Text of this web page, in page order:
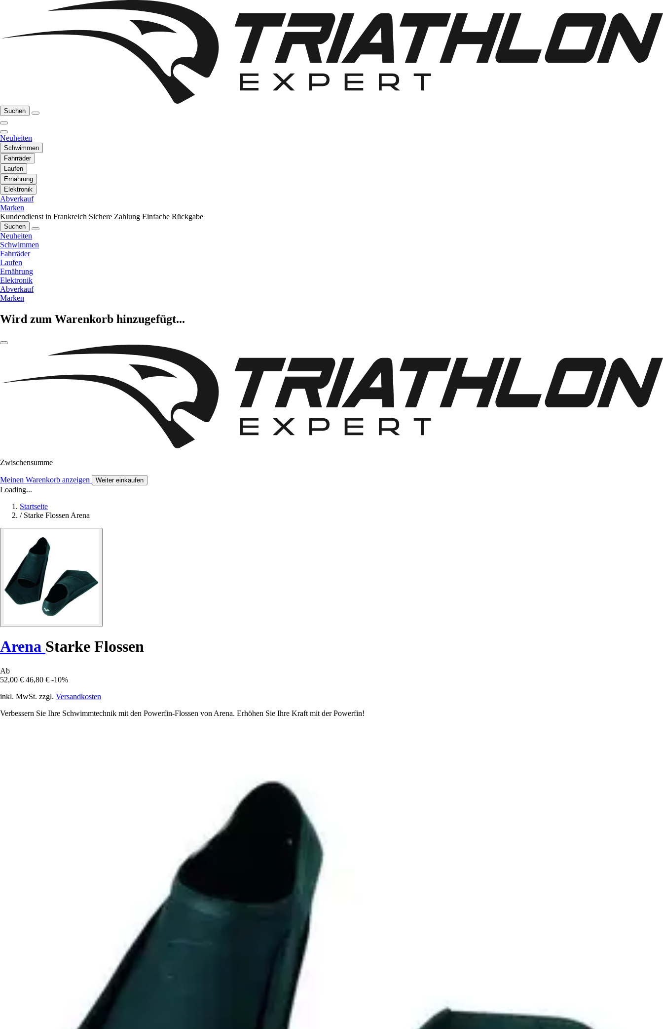
Suchen
Neuheiten
Schwimmen
Fahrräder
Laufen
Ernährung
Elektronik
Abverkauf
Marken
Kundendienst in Frankreich Sichere Zahlung Einfache Rückgabe
Suchen
Neuheiten
Schwimmen
Fahrräder
Laufen
Ernährung
Elektronik
Abverkauf
Marken
Wird zum Warenkorb hinzugefügt...
Zwischensumme
Meinen Warenkorb anzeigen Weiter einkaufen
Loading...
Startseite
/ Starke Flossen Arena
Arena Starke Flossen
Ab
52,00 € 46,80 € -10%
inkl. MwSt. zzgl. Versandkosten
Verbessern Sie Ihre Schwimmtechnik mit den Powerfin-Flossen von Arena. Erhöhen Sie Ihre Kraft mit der Powerfin!